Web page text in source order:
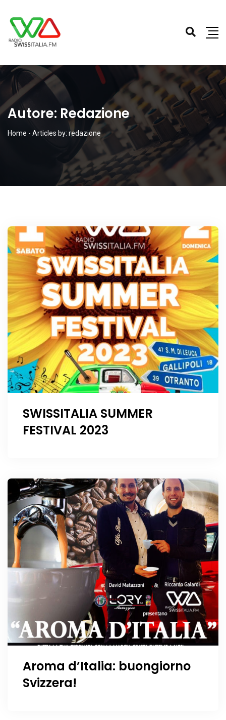
Autore: Redazione
Home - Articles by: redazione
SWISSITALIA SUMMER
FESTIVAL 2023
Aroma d’Italia: buongiorno
Svizzera!